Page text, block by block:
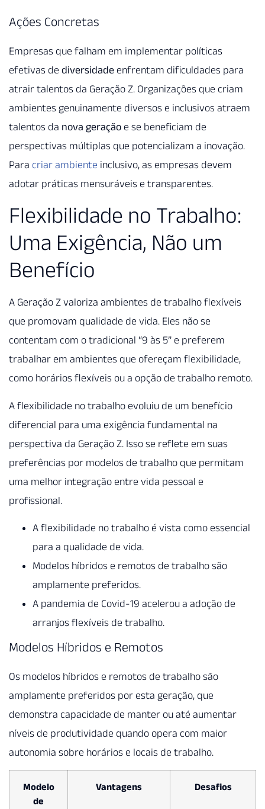
Ações Concretas
Empresas que falham em implementar políticas
efetivas de diversidade enfrentam dificuldades para
atrair talentos da Geração Z. Organizações que criam
ambientes genuinamente diversos e inclusivos atraem
talentos da nova geração e se beneficiam de
perspectivas múltiplas que potencializam a inovação.
Para criar ambiente inclusivo, as empresas devem
adotar práticas mensuráveis e transparentes.
Flexibilidade no Trabalho:
Uma Exigência, Não um
Benefício
A Geração Z valoriza ambientes de trabalho flexíveis
que promovam qualidade de vida. Eles não se
contentam com o tradicional “9 às 5” e preferem
trabalhar em ambientes que ofereçam flexibilidade,
como horários flexíveis ou a opção de trabalho remoto.
A flexibilidade no trabalho evoluiu de um benefício
diferencial para uma exigência fundamental na
perspectiva da Geração Z. Isso se reflete em suas
preferências por modelos de trabalho que permitam
uma melhor integração entre vida pessoal e
profissional.
A flexibilidade no trabalho é vista como essencial
para a qualidade de vida.
Modelos híbridos e remotos de trabalho são
amplamente preferidos.
A pandemia de Covid-19 acelerou a adoção de
arranjos flexíveis de trabalho.
Modelos Híbridos e Remotos
Os modelos híbridos e remotos de trabalho são
amplamente preferidos por esta geração, que
demonstra capacidade de manter ou até aumentar
níveis de produtividade quando opera com maior
autonomia sobre horários e locais de trabalho.
Modelo
de
Vantagens Desafios